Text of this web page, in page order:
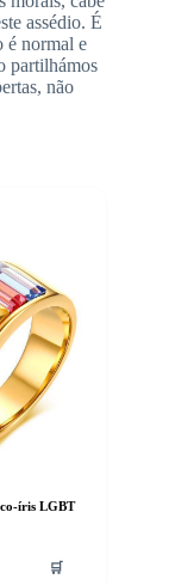
assédio. É
é normal e
partilhámos
não
íris LGBT
🛒